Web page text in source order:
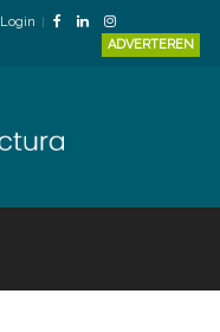
Login
ADVERTEREN